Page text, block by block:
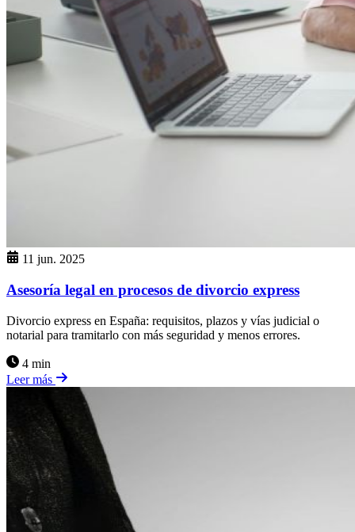
11 jun. 2025
Asesoría legal en procesos de divorcio express
Divorcio express en España: requisitos, plazos y vías judicial o
notarial para tramitarlo con más seguridad y menos errores.
4 min
Leer más